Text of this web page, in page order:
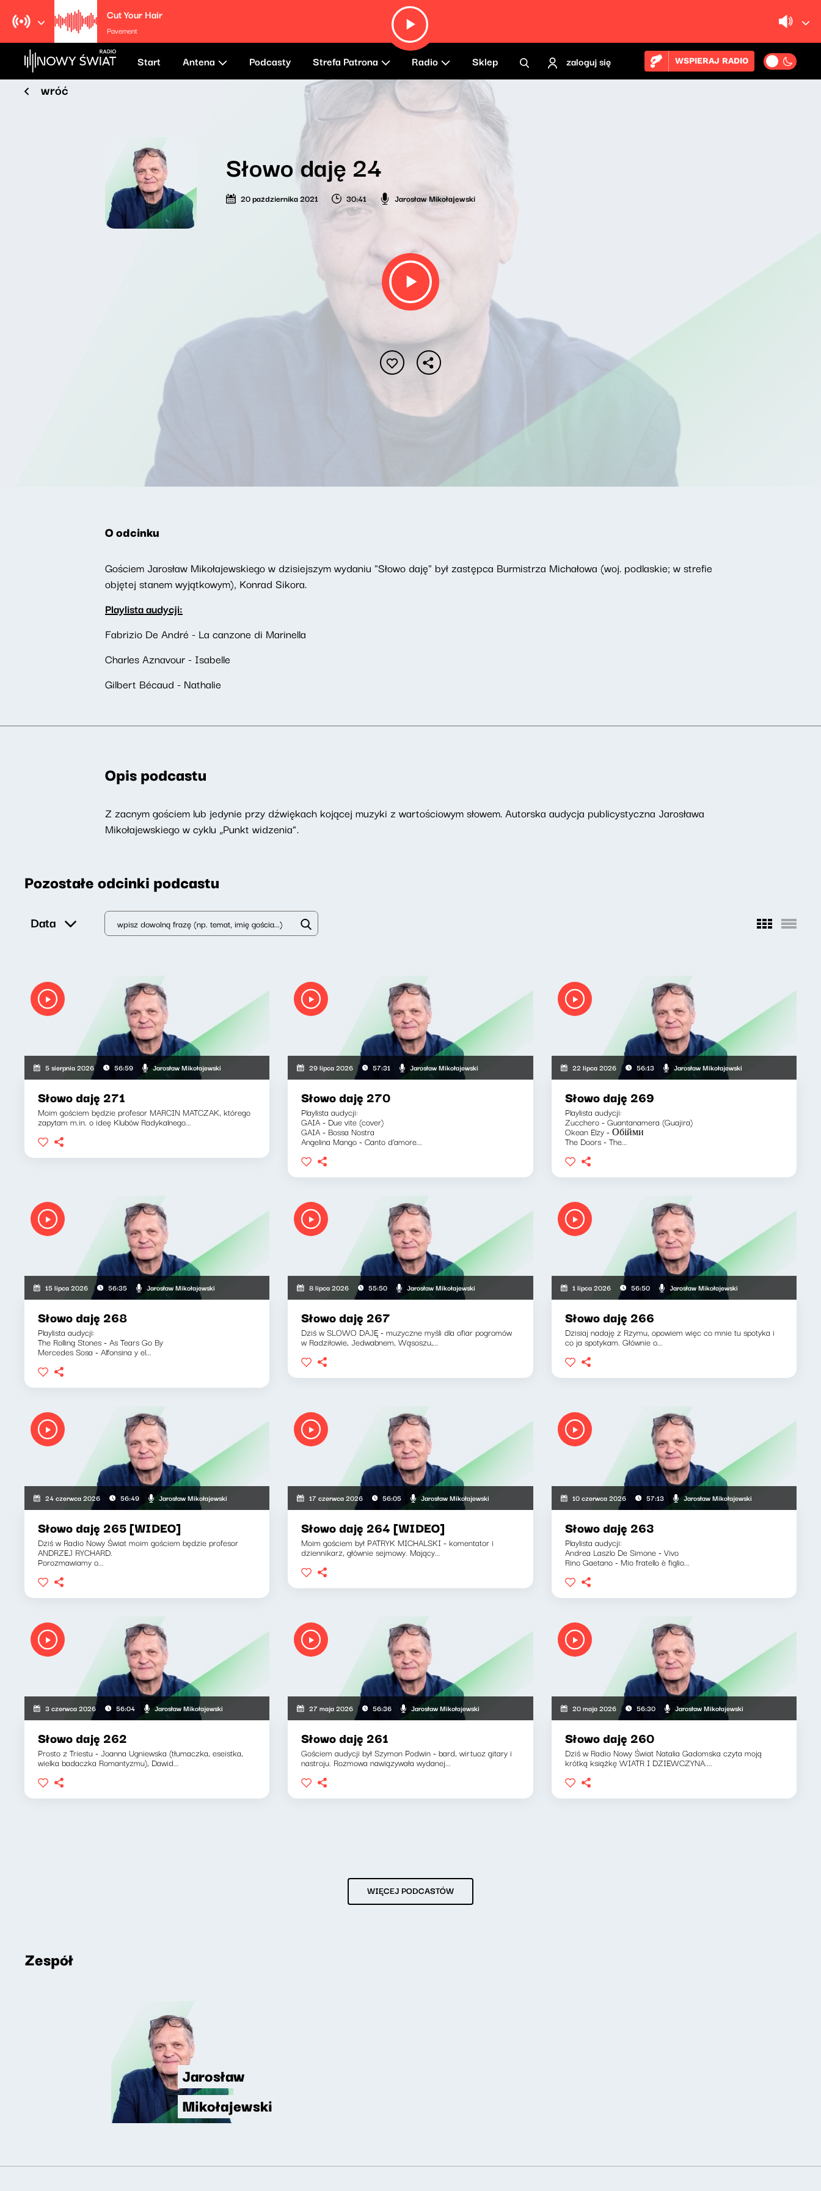
Cut Your Hair
Pavement
Start Antena Podcasty Strefa Patrona Radio Sklep zaloguj się WSPIERAJ RADIO
wróć
Słowo daję 24
20 października 2021 30:41 Jarosław Mikołajewski
O odcinku
Gościem Jarosław Mikołajewskiego w dzisiejszym wydaniu "Słowo daję" był zastępca Burmistrza Michałowa (woj. podlaskie; w strefie
objętej stanem wyjątkowym), Konrad Sikora.
Playlista audycji:
Fabrizio De André - La canzone di Marinella
Charles Aznavour - Isabelle
Gilbert Bécaud - Nathalie
Opis podcastu
Z zacnym gościem lub jedynie przy dźwiękach kojącej muzyki z wartościowym słowem. Autorska audycja publicystyczna Jarosława
Mikołajewskiego w cyklu „Punkt widzenia”.
Pozostałe odcinki podcastu
Data
5 sierpnia 2026 56:59 Jarosław Mikołajewski
Słowo daję 271
Moim gościem będzie profesor MARCIN MATCZAK, którego
zapytam m.in. o ideę Klubów Radykalnego...
29 lipca 2026 57:31 Jarosław Mikołajewski
Słowo daję 270
Playlista audycji:
GAIA - Due vite (cover)
GAIA - Bossa Nostra
Angelina Mango - Canto d’amore...
22 lipca 2026 56:13 Jarosław Mikołajewski
Słowo daję 269
Playlista audycji:
Zucchero - Guantanamera (Guajira)
Okean Elzy - Обійми
The Doors - The...
15 lipca 2026 56:35 Jarosław Mikołajewski
Słowo daję 268
Playlista audycji:
The Rolling Stones - As Tears Go By
Mercedes Sosa - Alfonsina y el...
8 lipca 2026 55:50 Jarosław Mikołajewski
Słowo daję 267
Dziś w SLOWO DAJĘ - muzyczne myśli dla ofiar pogromów
w Radziłowie, Jedwabnem, Wąsoszu,...
1 lipca 2026 56:50 Jarosław Mikołajewski
Słowo daję 266
Dzisiaj nadaję z Rzymu, opowiem więc co mnie tu spotyka i
co ja spotykam. Głównie o...
24 czerwca 2026 56:49 Jarosław Mikołajewski
Słowo daję 265 [WIDEO]
Dziś w Radio Nowy Świat moim gościem będzie profesor
ANDRZEJ RYCHARD.
Porozmawiamy o...
17 czerwca 2026 56:05 Jarosław Mikołajewski
Słowo daję 264 [WIDEO]
Moim gościem był PATRYK MICHALSKI - komentator i
dziennikarz, głównie sejmowy. Mający...
10 czerwca 2026 57:13 Jarosław Mikołajewski
Słowo daję 263
Playlista audycji:
Andrea Laszlo De Simone - Vivo
Rino Gaetano - Mio fratello è figlio...
3 czerwca 2026 56:04 Jarosław Mikołajewski
Słowo daję 262
Prosto z Triestu - Joanna Ugniewska (tłumaczka, eseistka,
wielka badaczka Romantyzmu), Dawid...
27 maja 2026 56:36 Jarosław Mikołajewski
Słowo daję 261
Gościem audycji był Szymon Podwin - bard, wirtuoz gitary i
nastroju. Rozmowa nawiązywała wydanej...
20 maja 2026 56:30 Jarosław Mikołajewski
Słowo daję 260
Dziś w Radio Nowy Świat Natalia Gadomska czyta moją
krótką książkę WIATR I DZIEWCZYNA....
WIĘCEJ PODCASTÓW
Zespół
Jarosław
Mikołajewski